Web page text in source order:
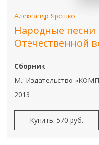
Александр Ярешко
Народные песни
Отечественной
Сборник
М.: Издательство
2013
Купить: 570 руб.